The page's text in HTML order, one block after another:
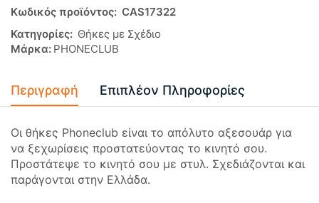
Κωδικός προϊόντος: CAS17322
Κατηγορίες: Θήκες με Σχέδιο
Μάρκα: PHONECLUB
Περιγραφή Επιπλέον Πληροφορίες
Οι θήκες Phoneclub είναι το απόλυτο αξεσουάρ για
να ξεχωρίσεις προστατεύοντας το κινητό σου.
Προστάτεψε το κινητό σου με στυλ. Σχεδιάζονται και
παράγονται στην Ελλάδα.